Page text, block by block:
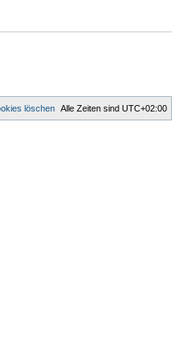
Alle Zeiten sind UTC+02:00
löschen